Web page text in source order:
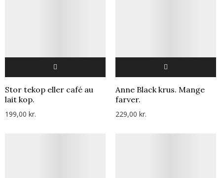
Stor tekop eller café au
lait kop.
199,00 kr.
Anne Black krus. Mange
farver.
229,00 kr.